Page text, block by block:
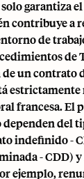
garantiza
contribuye a
de
de
un contrato
francesa. El
dependen del
indefinido -
- CDD) y
ejemplo,